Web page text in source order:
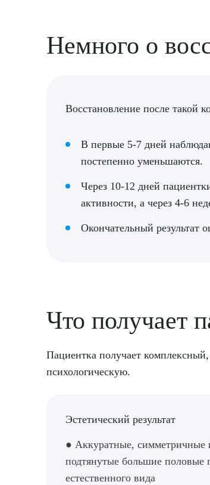
Немного о
Восстановление после такой
В первые 5-7 дней
постепенно уменьшаются.
Через 10-12 дней
активности, а через 4-6
Окончательный результат
Что получает
Пациентка получает
психологическую.
Эстетический результат
● Аккуратные, симметричные
подтянутые большие половые
естественного вида